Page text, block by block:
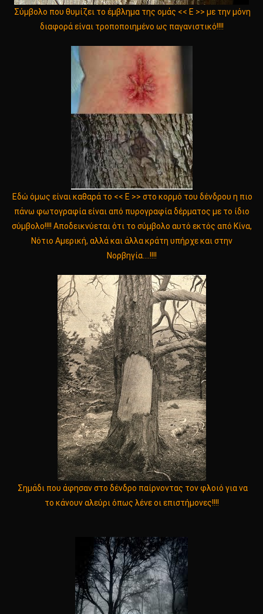
Σύμβολο που θυμίζει το έμβλημα της ομάς << Ε >> με την μόνη
διαφορά είναι τροποποιημένο ως παγανιστικό!!!!
Εδώ όμως είναι καθαρά το << Ε >> στο κορμό του δένδρου η πιο
πάνω φωτογραφία είναι από πυρογραφία δέρματος με το ίδιο
σύμβολο!!!! Αποδεικνύεται ότι το σύμβολο αυτό εκτός από Κίνα,
Νότιο Αμερική, αλλά και άλλα κράτη υπήρχε και στην
Νορβηγία….!!!!
Σημάδι που άφησαν στο δένδρο παίρνοντας τον φλοιό για να
το κάνουν αλεύρι όπως λένε οι επιστήμονες!!!!